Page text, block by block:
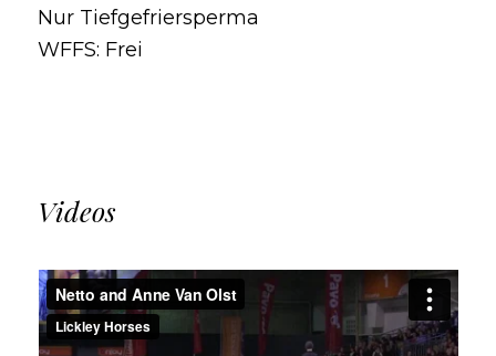
Nur Tiefgefriersperma
WFFS: Frei
Videos